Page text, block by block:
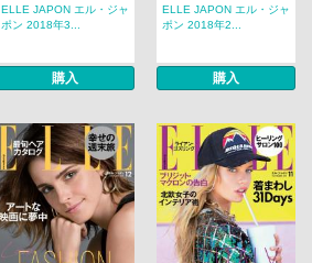
ELLE JAPON エル・ジャ
ポン 2018年3...
購入
ELLE JAPON エル・ジャ
ポン 2018年2...
購入